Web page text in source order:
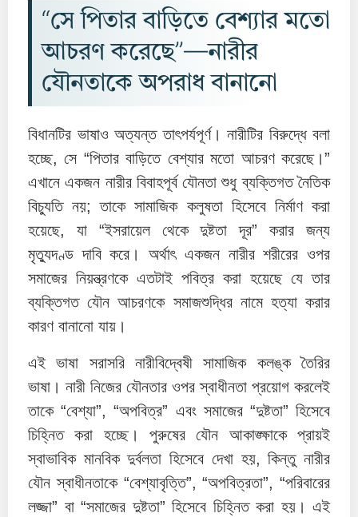
“সে পিতার বাড়িতে বেশ্যার মতো
আচরণ করেছে”—নারীর
যৌনতাকে অপরাধ বানানো
বিধানটির ভাষাও অত্যন্ত তাৎপর্যপূর্ণ। নারীটির বিরুদ্ধে বলা
হচ্ছে, সে “পিতার বাড়িতে বেশ্যার মতো আচরণ করেছে।”
এখানে একজন নারীর বিবাহপূর্ব যৌনতা শুধু ব্যক্তিগত নৈতিক
বিচ্যুতি নয়; তাকে সামাজিক কলুষতা হিসেবে নির্মাণ করা
হয়েছে, যা “ইসরায়েল থেকে দুষ্টতা দূর” করার জন্য
মৃত্যুদণ্ড দাবি করে। অর্থাৎ একজন নারীর শরীরের ওপর
সমাজের নিয়ন্ত্রণকে এতটাই পবিত্র করা হয়েছে যে তার
ব্যক্তিগত যৌন আচরণকে সমাজশুদ্ধির নামে হত্যা করার
কারণ বানানো যায়।
এই ভাষা সরাসরি নারীবিদ্বেষী সামাজিক কলঙ্ক তৈরির
ভাষা। নারী নিজের যৌনতার ওপর স্বাধীনতা প্রয়োগ করলেই
তাকে “বেশ্যা”, “অপবিত্র” এবং সমাজের “দুষ্টতা” হিসেবে
চিহ্নিত করা হচ্ছে। পুরুষের যৌন আকাঙ্ক্ষাকে প্রায়ই
স্বাভাবিক মানবিক দুর্বলতা হিসেবে দেখা হয়, কিন্তু নারীর
যৌন স্বাধীনতাকে “বেশ্যাবৃত্তি”, “অপবিত্রতা”, “পরিবারের
লজ্জা” বা “সমাজের দুষ্টতা” হিসেবে চিহ্নিত করা হয়। এই